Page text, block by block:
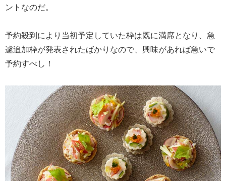
ントなのだ。
予約殺到により当初予定していた枠は既に満席となり、急
遽追加枠が発表されたばかりなので、興味があれば急いで
予約すべし！